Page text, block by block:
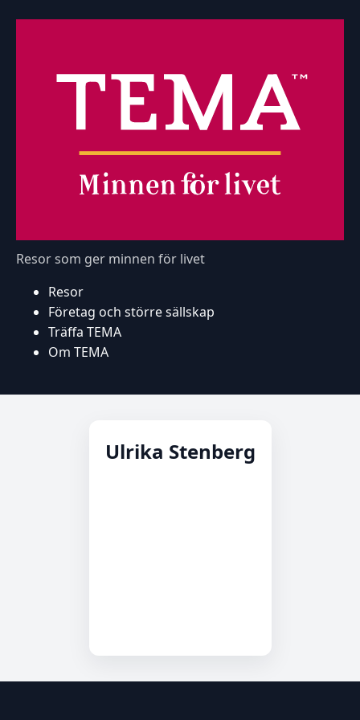
Resor som ger minnen för livet
Resor
Företag och större sällskap
Träffa TEMA
Om TEMA
Ulrika Stenberg